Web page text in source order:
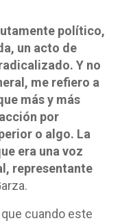
político,
un acto de
Y no
me refiero a
más y más
por
o algo. La
era una voz
representante
cuando este